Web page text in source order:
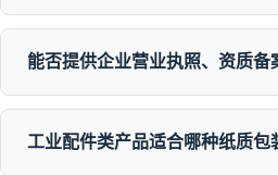
能否提供企业营业执照、资质备
工业配件类产品适合哪种纸质包